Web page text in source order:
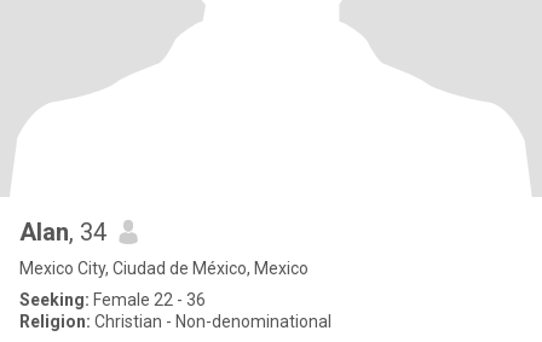
Alan, 34
Mexico City, Ciudad de México, Mexico
Seeking: Female 22 - 36
Religion: Christian - Non-denominational